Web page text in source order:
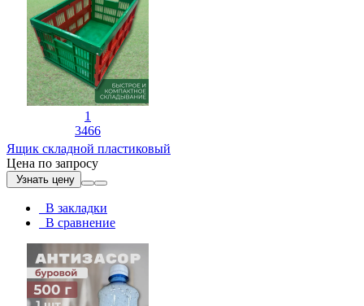
1
3466
Ящик складной пластиковый
Цена по запросу
Узнать цену
В закладки
В сравнение